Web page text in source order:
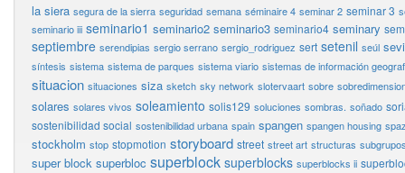
la siera segura de la sierra seguridad semana séminaire 4 seminar 2 seminar 3
seminario iii seminario1 seminario2 seminario3 seminario4 seminary
septiembre serendipias sergio serrano sergio_rodriguez sert setenil seúl
síntesis sistema sistema de parques sistema viario sistemas de información
situacion situaciones siza sketch sky network slotervaart sobre
solares solares vivos soleamiento solis129 soluciones sombras. soñado
sostenibilidad social sostenibilidad urbana spain spangen spangen housing
stockholm stop stopmotion storyboard street street art structuras
super block superbloc superblock superblocks superblocks ii